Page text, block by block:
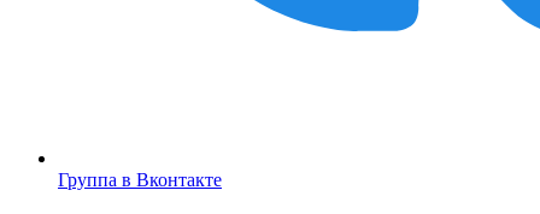
Группа в Вконтакте